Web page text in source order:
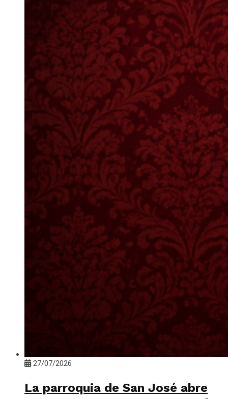
27/07/2026
La parroquia de San José abre